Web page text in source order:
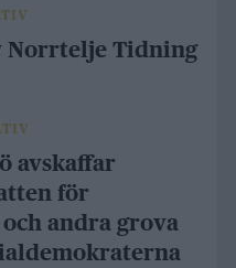
Norrtelje Tidning
avskaffar
för
andra grova